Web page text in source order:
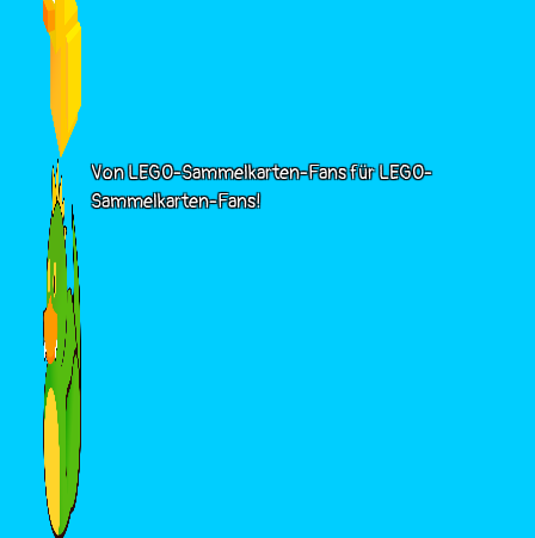
Von LEGO-Sammelkarten-Fans für LEGO-
Sammelkarten-Fans!